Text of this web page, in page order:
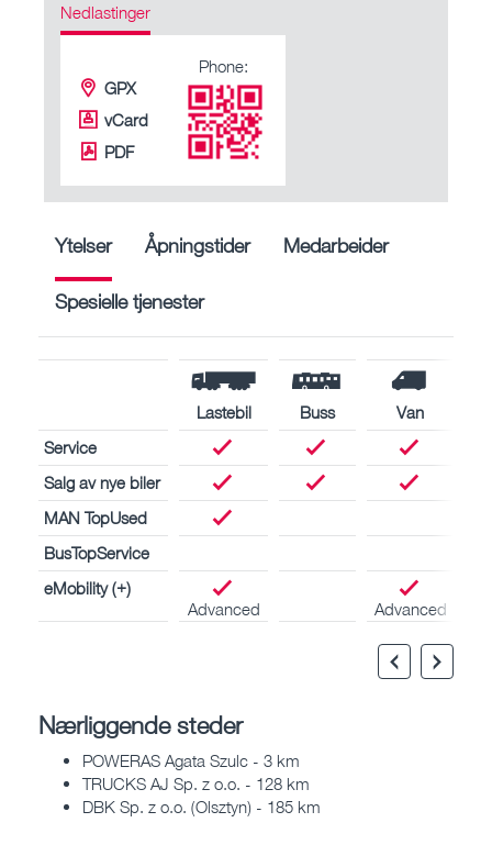
Nedlastinger
GPX
vCard
PDF
Phone:
Ytelser Åpningstider Medarbeider
Spesielle tjenester
Lastebil Buss
Van
Service
Salg av nye biler
MAN TopUsed
BusTopService
eMobility (+)
Advanced
Advanced
Nærliggende steder
POWERAS Agata Szulc - 3 km
TRUCKS AJ Sp. z o.o. - 128 km
DBK Sp. z o.o. (Olsztyn) - 185 km